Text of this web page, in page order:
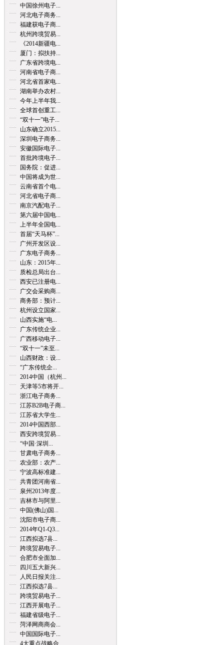
中国徐州电子...
河北电子商务...
福建获电子商...
杭州跨境贸易...
《2014新疆电...
厦门：拟扶持...
广东省跨境电...
河南省电子商...
河北省首家电...
湖南举办农村...
今年上半年我...
全球首创重工...
“双十一”电子...
山东确立2015...
深圳电子商务...
安徽国际电子...
首批跨境电子...
国务院：促进...
中国将成为世...
云南省首个电...
河北省电子商...
南京汽配电子...
第六届中国电...
上半年全国电...
首届“天马杯”...
广州开发区设...
广东电子商务...
山东：2015年...
质检总局出台...
西安已注册电...
广交会采购商...
商务部：预计...
杭州设立国家...
山西实施“电...
广东传统企业...
广西移动电子...
“双十一”未至...
山西财政：设...
“广东传统企...
2014中国（杭州...
天津等5市将开...
浙江电子商务...
江苏B2B电子商...
江苏省大学生...
2014中国西部...
西安跨境贸易...
“中国·深圳...
甘肃电子商务...
农业部：农产...
宁波高标准建...
共青团河南省...
泉州2013年度...
吉林市与阿里...
中国(佛山)国...
沈阳市电子商...
2014年Q1-Q3...
江西拟选7县...
跨境贸易电子...
合肥市全面加...
四川五大新兴...
人民日报关注...
江西拟选7县...
跨境贸易电子...
江西开展电子...
福建省级电子...
菏泽网商商会...
中国国际电子...
4大重点战略合...